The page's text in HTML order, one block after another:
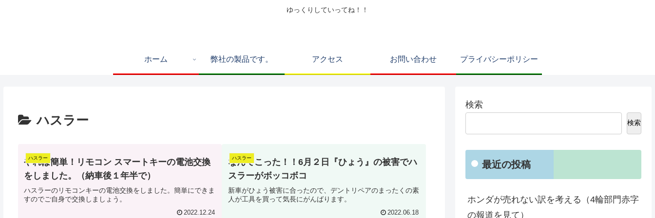
ゆっくりしていってね！！
ホーム 弊社の製品です。 アクセス お問い合わせ プライバシーポリシー
ハスラー
ハスラー
やれば簡単！リモコン スマートキーの電池交換
をしました。（納車後１年半で）
ハスラーのリモコンキーの電池交換をしました。簡単にできま
すのでご自身で交換しましょう。
2022.12.24
ハスラー
なんてこった！！6月２日『ひょう』の被害でハ
スラーがボッコボコ
新車がひょう被害に合ったので、デントリペアのまったくの素
人が工具を買って気長にがんばります。
2022.06.18
検索
検索
最近の投稿
ホンダが売れない訳を考える（4輪部門赤字
の報道を見て）